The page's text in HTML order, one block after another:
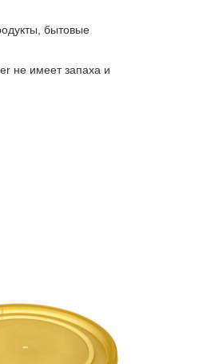
бытовые
не имеет запаха и